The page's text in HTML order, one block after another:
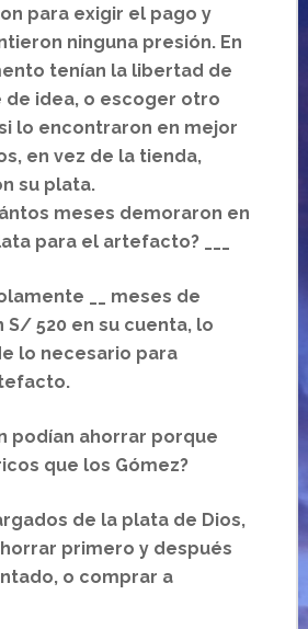
para exigir el pago y
ninguna presión. En
tenían la libertad de
de idea, o escoger otro
lo encontraron en mejor
en vez de la tienda,
su plata.
meses demoraron en
para el artefacto? ___
__ meses de
S/ 520 en su cuenta, lo
lo necesario para
podían ahorrar porque
que los Gómez?
de la plata de Dios,
primero y después
o comprar a